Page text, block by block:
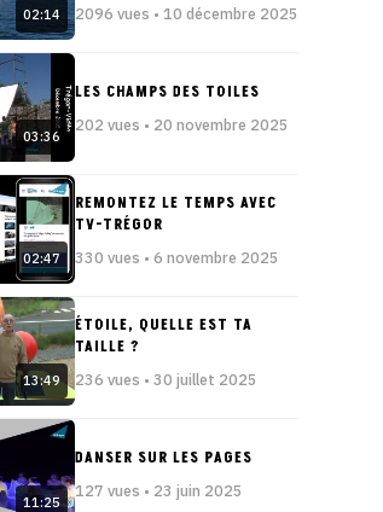
02:14 2096 vues • 10 décembre 2025
03:36
LES CHAMPS DES TOILES
202 vues • 20 novembre 2025
02:47
REMONTEZ LE TEMPS AVEC
TV-TRÉGOR
330 vues • 6 novembre 2025
13:49
ÉTOILE, QUELLE EST TA
TAILLE ?
236 vues • 30 juillet 2025
11:25
DANSER SUR LES PAGES
127 vues • 23 juin 2025